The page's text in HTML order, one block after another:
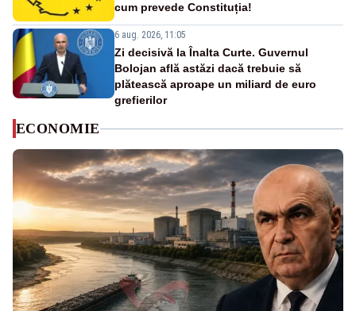
cum prevede Constituția!
6 aug. 2026, 11:05
Zi decisivă la Înalta Curte. Guvernul
Bolojan află astăzi dacă trebuie să
plătească aproape un miliard de euro
grefierilor
ECONOMIE